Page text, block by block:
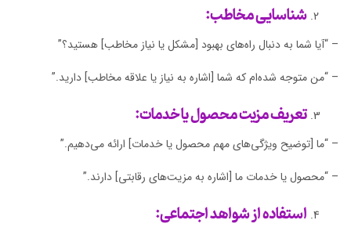
شناسایی مخاطب:
– “آیا شما به دنبال راه‌های بهبود [مشکل یا نیاز مخاطب] هستید؟”
– “من متوجه شده‌ام که شما [اشاره به نیاز یا علاقه مخاطب] دارید.”
تعریف مزیت محصول یا خدمات:
– “ما [توضیح ویژگی‌های مهم محصول یا خدمات] ارائه می‌دهیم.”
– “محصول یا خدمات ما [اشاره به مزیت‌های رقابتی] دارند.”
استفاده از شواهد اجتماعی: